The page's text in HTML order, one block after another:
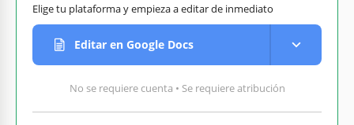
Elige tu plataforma y empieza a editar de inmediato
Editar en Google Docs
No se requiere cuenta • Se requiere atribución